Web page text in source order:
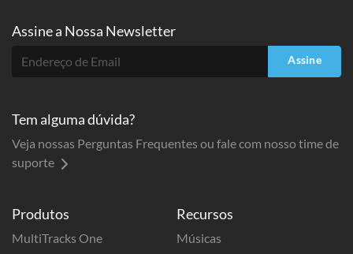
Produtos
MultiTracks One
Recursos
Músicas
Assine a Nossa Newsletter
Assine
Tem alguma dúvida?
Veja nossas Perguntas Frequentes ou fale com nosso time de
suporte